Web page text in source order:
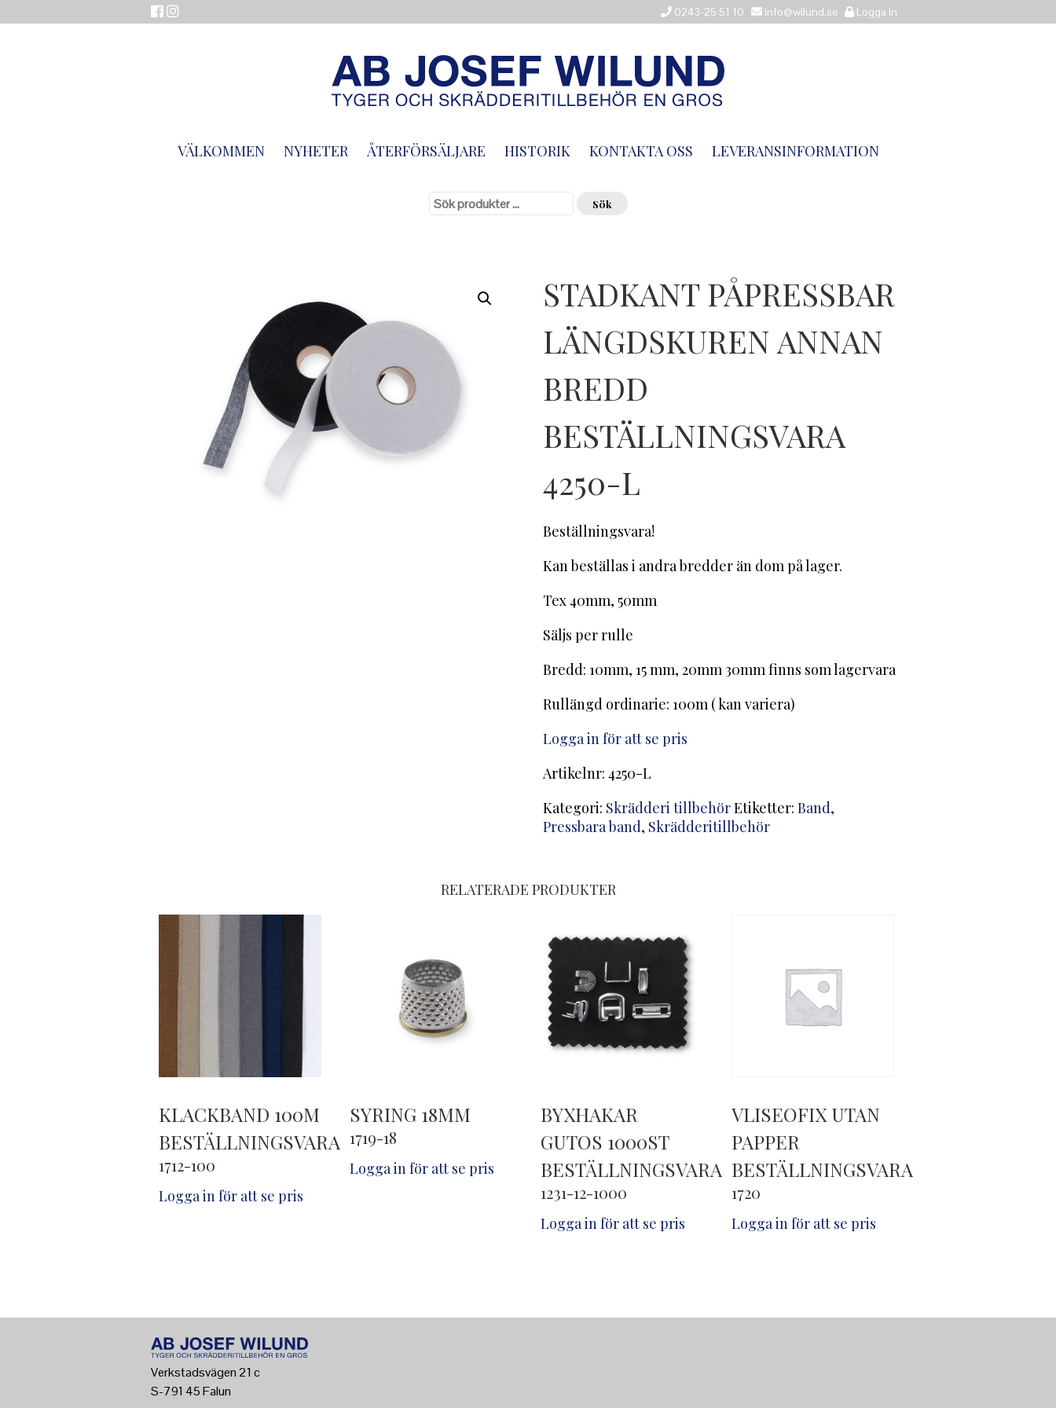
0243-25 51 10 info@wilund.se Logga in
VÄLKOMMEN NYHETER ÅTERFÖRSÄLJARE HISTORIK KONTAKTA OSS
LEVERANSINFORMATION
efter:
Sök
STADKANT PÅPRESSBAR
LÄNGDSKUREN ANNAN
BREDD
BESTÄLLNINGSVARA
4250-L
Beställningsvara!
Kan beställas i andra bredder än dom på lager.
Tex 40mm, 50mm
Säljs per rulle
Bredd: 10mm, 15 mm, 20mm 30mm finns som lagervara
Rullängd ordinarie: 100m ( kan variera)
Logga in för att se pris
Artikelnr: 4250-L
Kategori: Skrädderi tillbehörEtiketter: Band,
Pressbara band, Skrädderitillbehör
RELATERADE PRODUKTER
KLACKBAND 100M
BESTÄLLNINGSVARA
1712-100
Logga in för att se pris
SYRING 18MM
1719-18
Logga in för att se pris
BYXHAKAR
GUTOS 1000ST
BESTÄLLNINGSVARA
1231-12-1000
Logga in för att se pris
VLISEOFIX UTAN
PAPPER
BESTÄLLNINGSVARA
1720
Logga in för att se pris
Verkstadsvägen 21 c
S-791 45 Falun